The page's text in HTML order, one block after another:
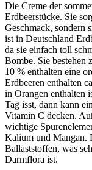
Die Creme der
Erdbeerstücke. Sie
Geschmack, sondern
ist in Deutschland
da sie einfach toll
Bombe. Sie bestehen
10 % enthalten eine
Erdbeeren enthalten
in Orangen enthalten
Tag isst, dann kann
Vitamin C decken.
wichtige
Kalium und Mangan.
Ballaststoffen, was
Darmflora ist.